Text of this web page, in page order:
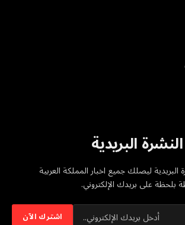
البريدية
ليصلك جميع اخبار المملكة العربية
بلحظة على بريدك الإلكتروني.